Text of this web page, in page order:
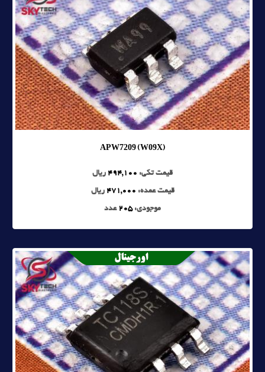
APW7209 (W09X)
قیمت تکی: 494,100 ریال
قیمت عمده: 471,000 ریال
موجودی:205 عدد